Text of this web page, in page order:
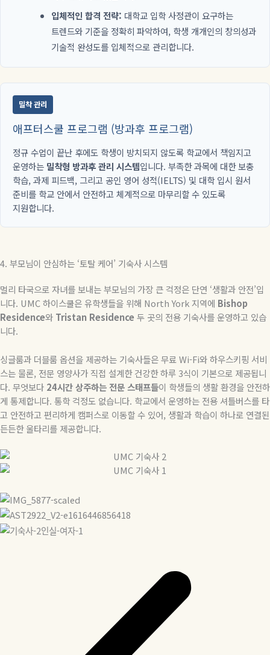
입체적인 합격 전략: 대학교 입학 사정관이 요구하는
트렌드와 기준을 정확히 파악하여, 학생 개개인의 창의성과
기술적 완성도를 입체적으로 관리합니다.
밀착 관리
애프터스쿨 프로그램 (방과후 프로그램)
정규 수업이 끝난 후에도 학생이 방치되지 않도록 학교에서 책임지고
운영하는 밀착형 방과후 관리 시스템입니다. 부족한 과목에 대한 보충
학습, 과제 피드백, 그리고 공인 영어 성적(IELTS) 및 대학 입시 원서
준비를 학교 안에서 안전하고 체계적으로 마무리할 수 있도록
지원합니다.
4. 부모님이 안심하는 ‘토탈 케어’ 기숙사 시스템
멀리 타국으로 자녀를 보내는 부모님의 가장 큰 걱정은 단연 ‘생활과 안전’입
니다. UMC 하이스쿨은 유학생들을 위해 North York 지역에 Bishop
Residence와 Tristan Residence 두 곳의 전용 기숙사를 운영하고 있습
니다.
싱글룸과 더블룸 옵션을 제공하는 기숙사들은 무료 Wi-Fi와 하우스키핑 서비
스는 물론, 전문 영양사가 직접 설계한 건강한 하루 3식이 기본으로 제공됩니
다. 무엇보다 24시간 상주하는 전문 스태프들이 학생들의 생활 환경을 안전하
게 통제합니다. 통학 걱정도 없습니다. 학교에서 운영하는 전용 셔틀버스를 타
고 안전하고 편리하게 캠퍼스로 이동할 수 있어, 생활과 학습이 하나로 연결된
든든한 울타리를 제공합니다.